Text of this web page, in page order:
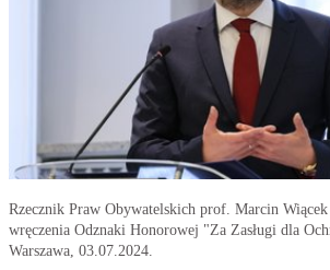
Rzecznik Praw Obywatelskich prof. Marcin Wiącek
wręczenia Odznaki Honorowej "Za Zasługi dla
Warszawa, 03.07.2024.